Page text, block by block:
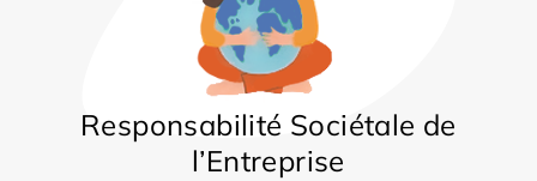
Responsabilité Sociétale de
l’Entreprise